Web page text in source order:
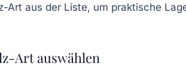
Art aus der Liste, um praktische
Art auswählen